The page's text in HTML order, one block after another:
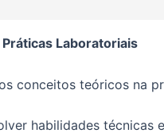
Laboratoriais
conceitos teóricos na
habilidades técnicas